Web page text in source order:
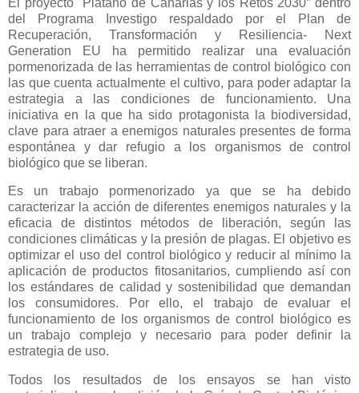
del Programa Investigo respaldado por el Plan de
Recuperación, Transformación y Resiliencia- Next
Generation EU ha permitido realizar una evaluación
pormenorizada de las herramientas de control biológico con
las que cuenta actualmente el cultivo, para poder adaptar la
estrategia a las condiciones de funcionamiento. Una
iniciativa en la que ha sido protagonista la biodiversidad,
clave para atraer a enemigos naturales presentes de forma
espontánea y dar refugio a los organismos de control
biológico que se liberan.
Es un trabajo pormenorizado ya que se ha debido
caracterizar la acción de diferentes enemigos naturales y la
eficacia de distintos métodos de liberación, según las
condiciones climáticas y la presión de plagas. El objetivo es
optimizar el uso del control biológico y reducir al mínimo la
aplicación de productos fitosanitarios, cumpliendo así con
los estándares de calidad y sostenibilidad que demandan
los consumidores. Por ello, el trabajo de evaluar el
funcionamiento de los organismos de control biológico es
un trabajo complejo y necesario para poder definir la
estrategia de uso.
Todos los resultados de los ensayos se han visto